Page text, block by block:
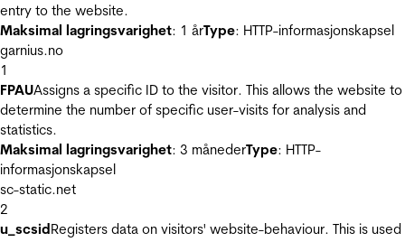
entry to the website.
Maksimal lagringsvarighet: 1 årType: HTTP-informasjonskapsel
garnius.no
1
FPAUAssigns a specific ID to the visitor. This allows the website to
determine the number of specific user-visits for analysis and
statistics.
Maksimal lagringsvarighet: 3 månederType: HTTP-
informasjonskapsel
sc-static.net
2
u_scsidRegisters data on visitors' website-behaviour. This is used